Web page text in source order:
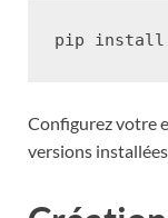
pip install
Configurez votre
versions